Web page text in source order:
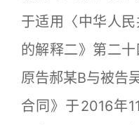
于适用〈中华人
的解释二》第二十
原告郝某B与被告
合同》于2016年